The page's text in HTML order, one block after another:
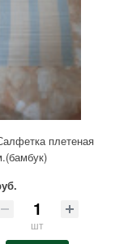
плетеная
шт